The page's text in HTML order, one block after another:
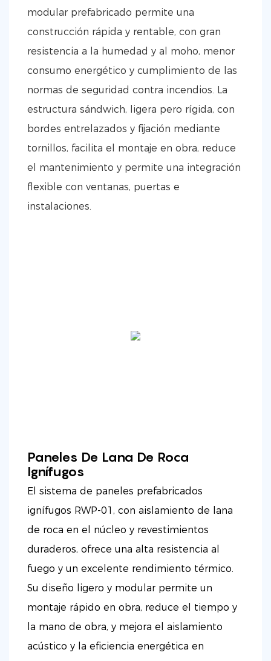
modular prefabricado permite una
construcción rápida y rentable, con gran
resistencia a la humedad y al moho, menor
consumo energético y cumplimiento de las
normas de seguridad contra incendios. La
estructura sándwich, ligera pero rígida, con
bordes entrelazados y fijación mediante
tornillos, facilita el montaje en obra, reduce
el mantenimiento y permite una integración
flexible con ventanas, puertas e
instalaciones.
Paneles De Lana De Roca
Ignífugos
El sistema de paneles prefabricados
ignífugos RWP-01, con aislamiento de lana
de roca en el núcleo y revestimientos
duraderos, ofrece una alta resistencia al
fuego y un excelente rendimiento térmico.
Su diseño ligero y modular permite un
montaje rápido en obra, reduce el tiempo y
la mano de obra, y mejora el aislamiento
acústico y la eficiencia energética en